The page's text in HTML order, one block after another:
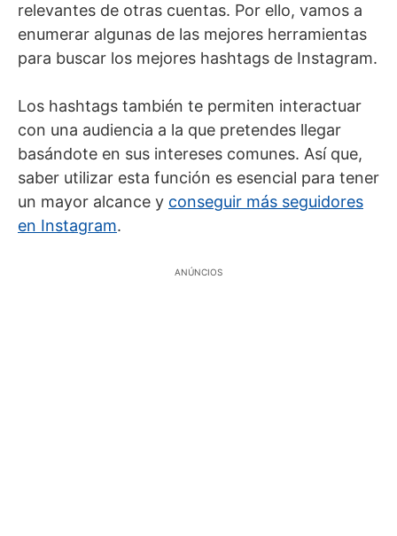
relevantes de otras cuentas. Por ello, vamos a
enumerar algunas de las mejores herramientas
para buscar los mejores hashtags de Instagram.
Los hashtags también te permiten interactuar
con una audiencia a la que pretendes llegar
basándote en sus intereses comunes. Así que,
saber utilizar esta función es esencial para tener
un mayor alcance y conseguir más seguidores
en Instagram.
ANÚNCIOS